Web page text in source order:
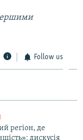
Follow us
регіон, де
дискусія